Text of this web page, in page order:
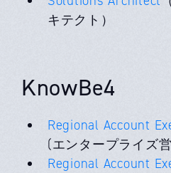
キテクト）
KnowBe4
Regional Account
(エンタープライズ
Regional Account